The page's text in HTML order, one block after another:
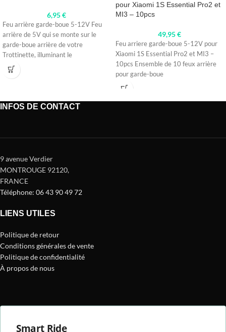
6,95€
Feu arrière garde-boue 5-12V Feu
arrière de 5V qui se monte sur le
garde-boue arrière de votre
Trottinette, illuminant le
pour Xiaomi 1S Essential Pro2 et
MI3 – 10pcs
49,95€
Feu arriere garde-boue 5-12V pour
Xiaomi 1S Essential Pro2 et MI3 –
10pcs Ensemble de 10 feux arrière
pour garde-boue
INFOS DE CONTACT
9 avenue Verdier
MONTROUGE 92120,
FRANCE
Téléphone: 06 43 90 49 72
LIENS UTILES
Politique de retour
Conditions générales de vente
Politique de confidentialité
À propos de nous
Smart Ride